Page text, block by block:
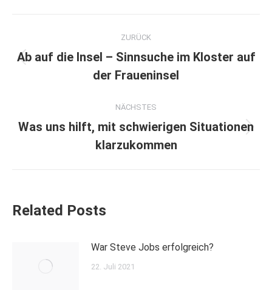
Kommentarnavigation
ZURÜCK
Vorheriger
Beitrag:
Ab auf die Insel – Sinnsuche im Kloster auf
der Fraueninsel
NÄCHSTES
Nächster
Beitrag:
Was uns hilft, mit schwierigen Situationen
klarzukommen
Related Posts
War Steve Jobs erfolgreich?
22. Juli 2021